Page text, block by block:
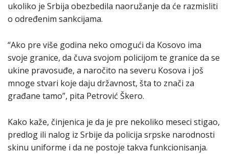
ukoliko je Srbija obezbedila naoružanje da će razmisliti
o određenim sankcijama.
“Ako pre više godina neko omogući da Kosovo ima
svoje granice, da čuva svojom policijom te granice da se
ukine pravosuđe, a naročito na severu Kosova i još
mnoge stvari koje daju državnost, šta to znači za
građane tamo”, pita Petrović Škero.
Kako kaže, činjenica je da je pre nekoliko meseci stigao,
predlog ili nalog iz Srbije da policija srpske narodnosti
skinu uniforme i da ne postoje takva funkcionisanja.